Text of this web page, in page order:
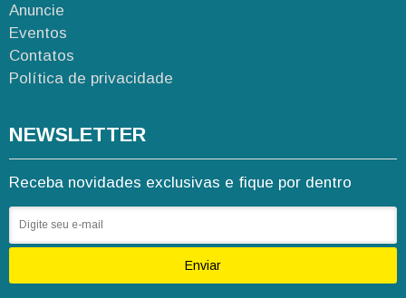
Anuncie
Eventos
Contatos
Política de privacidade
NEWSLETTER
Receba novidades exclusivas e fique por dentro
Enviar